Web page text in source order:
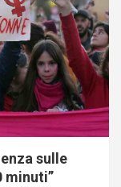
sulle
minuti”